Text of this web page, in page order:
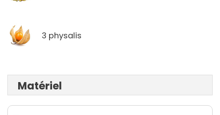
3 physalis
Matériel